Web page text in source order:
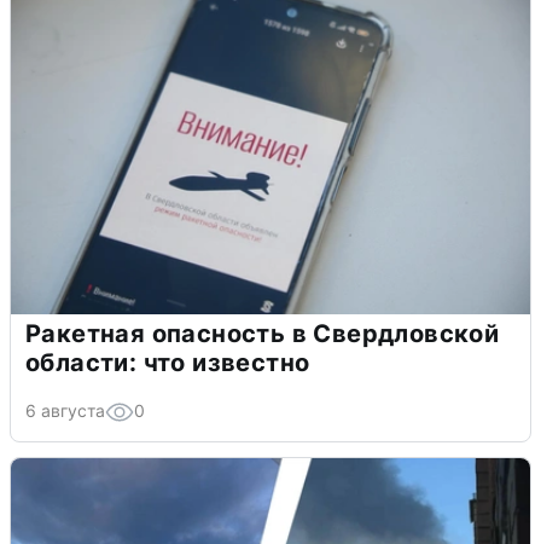
Ракетная опасность в Свердловской
области: что известно
6 августа 0